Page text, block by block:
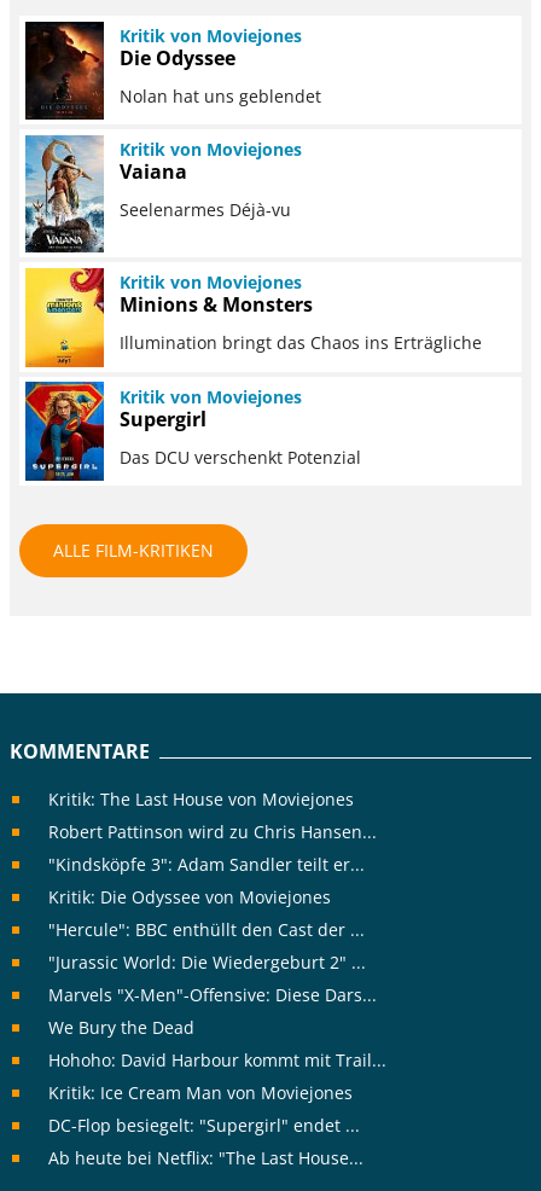
Kritik von Moviejones
Die Odyssee
Nolan hat uns geblendet
Kritik von Moviejones
Vaiana
Seelenarmes Déjà-vu
Kritik von Moviejones
Minions & Monsters
Illumination bringt das Chaos ins Erträgliche
Kritik von Moviejones
Supergirl
Das DCU verschenkt Potenzial
ALLE FILM-KRITIKEN
KOMMENTARE
Kritik: The Last House von Moviejones
Robert Pattinson wird zu Chris Hansen...
"Kindsköpfe 3": Adam Sandler teilt er...
Kritik: Die Odyssee von Moviejones
"Hercule": BBC enthüllt den Cast der ...
"Jurassic World: Die Wiedergeburt 2" ...
Marvels "X-Men"-Offensive: Diese Dars...
We Bury the Dead
Hohoho: David Harbour kommt mit Trail...
Kritik: Ice Cream Man von Moviejones
DC-Flop besiegelt: "Supergirl" endet ...
Ab heute bei Netflix: "The Last House...